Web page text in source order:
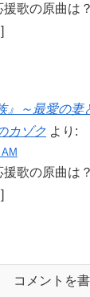
歌の原曲は
』～最愛の妻
カゾク より:
歌の原曲は
コメントを